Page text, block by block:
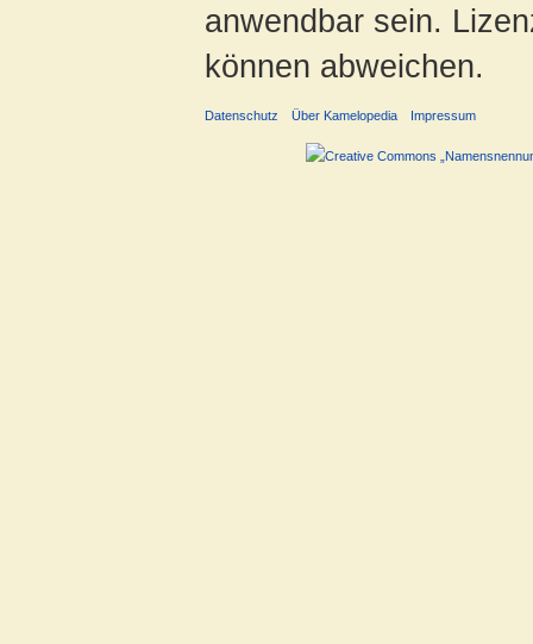
anwendbar sein.
können abweichen.
Datenschutz Über Kamelopedia Impressum